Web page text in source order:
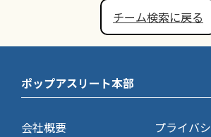
チーム検索に戻る
ポップアスリート本部
会社概要
プライバ